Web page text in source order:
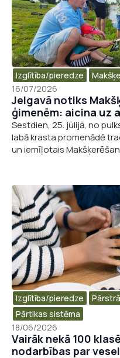
Izglītība/pieredze
16/07/2026
Jelgavā notiks
ģimenēm: aicina uz
Sestdien, 25. jūlijā, no
labā krasta promenādē
un iemīļotais
Izglītība/pieredze
Pārtikas sistēma
18/06/2026
Vairāk nekā 100
nodarbības par